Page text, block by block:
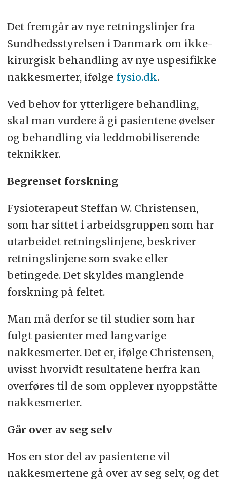
Det fremgår av nye retningslinjer fra
Sundhedsstyrelsen i Danmark om ikke-
kirurgisk behandling av nye uspesifikke
nakkesmerter, ifølge fysio.dk.
Ved behov for ytterligere behandling,
skal man vurdere å gi pasientene øvelser
og behandling via leddmobiliserende
teknikker.
Begrenset forskning
Fysioterapeut Steffan W. Christensen,
som har sittet i arbeidsgruppen som har
utarbeidet retningslinjene, beskriver
retningslinjene som svake eller
betingede. Det skyldes manglende
forskning på feltet.
Man må derfor se til studier som har
fulgt pasienter med langvarige
nakkesmerter. Det er, ifølge Christensen,
uvisst hvorvidt resultatene herfra kan
overføres til de som opplever nyoppståtte
nakkesmerter.
Går over av seg selv
Hos en stor del av pasientene vil
nakkesmertene gå over av seg selv, og det